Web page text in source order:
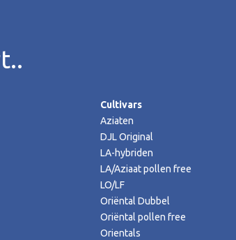
Cultivars
Aziaten
DJL Original
LA-hybriden
LA/Aziaat pollen free
LO/LF
Oriëntal Dubbel
Oriëntal pollen free
Orientals